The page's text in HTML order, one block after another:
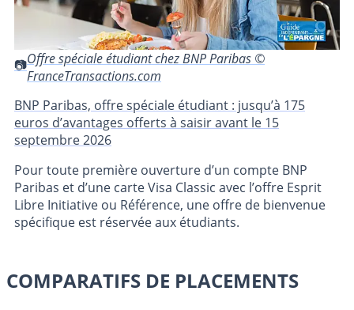
Offre spéciale étudiant chez BNP Paribas ©
FranceTransactions.com
BNP Paribas, offre spéciale étudiant : jusqu’à 175
euros d’avantages offerts à saisir avant le 15
septembre 2026
Pour toute première ouverture d’un compte BNP
Paribas et d’une carte Visa Classic avec l’offre Esprit
Libre Initiative ou Référence, une offre de bienvenue
spécifique est réservée aux étudiants.
COMPARATIFS DE PLACEMENTS